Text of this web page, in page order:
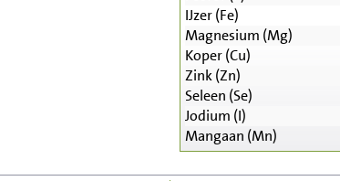
IJzer (Fe)
Magnesium (Mg)
Koper (Cu)
Zink (Zn)
Seleen (Se)
Jodium (I)
Mangaan (Mn)
Zitten, tv kijken